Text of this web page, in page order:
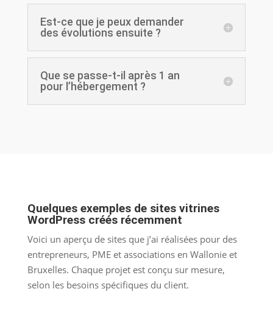
Est-ce que je peux demander
des évolutions ensuite ?
Que se passe-t-il après 1 an
pour l’hébergement ?
Quelques exemples de sites vitrines
WordPress créés récemment
Voici un aperçu de sites que j’ai réalisées pour des
entrepreneurs, PME et associations en Wallonie et
Bruxelles. Chaque projet est conçu sur mesure,
selon les besoins spécifiques du client.